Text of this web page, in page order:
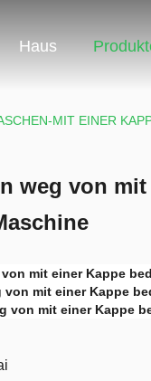
Haus
MIT EINER
weg von
mit einer Kappe
von mit einer Kappe
von mit einer Kappe